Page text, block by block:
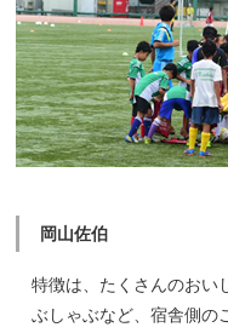
岡山佐伯
特徴は、たくさんのおい
ぶしゃぶなど、宿舎側の